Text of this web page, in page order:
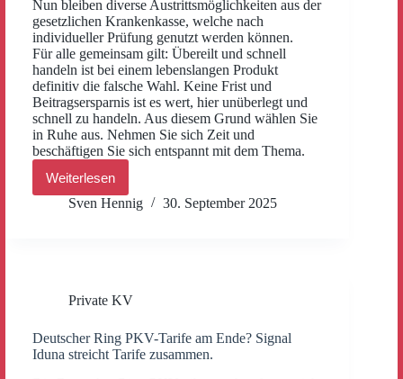
Nun bleiben diverse Austrittsmöglichkeiten aus der
gesetzlichen Krankenkasse, welche nach
individueller Prüfung genutzt werden können.
Für alle gemeinsam gilt: Übereilt und schnell
handeln ist bei einem lebenslangen Produkt
definitiv die falsche Wahl. Keine Frist und
Beitragsersparnis ist es wert, hier unüberlegt und
schnell zu handeln. Aus diesem Grund wählen Sie
in Ruhe aus. Nehmen Sie sich Zeit und
beschäftigen Sie sich entspannt mit dem Thema.
WeiterlesenVersicherungsfrei
ab
Sven Hennig 30. September 2025
Private KV
Deutscher Ring PKV-Tarife am Ende? Signal
Iduna streicht Tarife zusammen.